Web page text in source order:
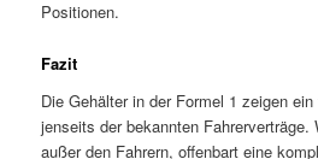
Positionen.
Fazit
Die Gehälter in der Formel 1 zeigen
jenseits der bekannten Fahrerverträge.
außer den Fahrern, offenbart eine